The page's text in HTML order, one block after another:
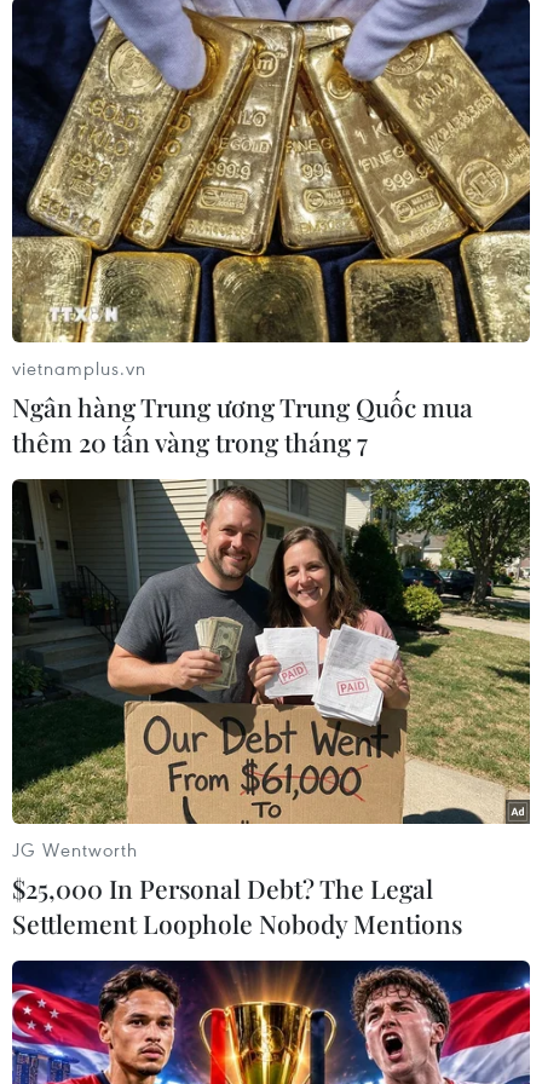
dụng trong giao thông, y tế… để đưa Đà Nẵng
trở thành thành phố thông minh./.
(Vietnam+)
#FPT Complex
#Trương Quang Nghĩa
#trung tâm nhân lực
#đô thị công nghệ
#Bùi Quang Ngọc
TP. Đà Nẵng
Theo dõi VietnamPlus
vietnamplus.vn
Ngân hàng Trung ương Trung Quốc mua
thêm 20 tấn vàng trong tháng 7
JG Wentworth
$25,000 In Personal Debt? The Legal
Settlement Loophole Nobody Mentions